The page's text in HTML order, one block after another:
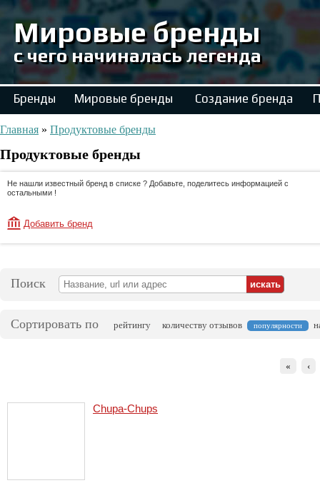
Мировые бренды
с чего начиналась легенда
Бренды Мировые бренды Создание бренда
Главная » Продуктовые бренды
Продуктовые бренды
Не нашли известный бренд в списке ? Добавьте, поделитесь информацией с
остальными !
Добавить бренд
Поиск
Сортировать по рейтингу количеству отзывов популярности
« ‹
Chupa-Сhups